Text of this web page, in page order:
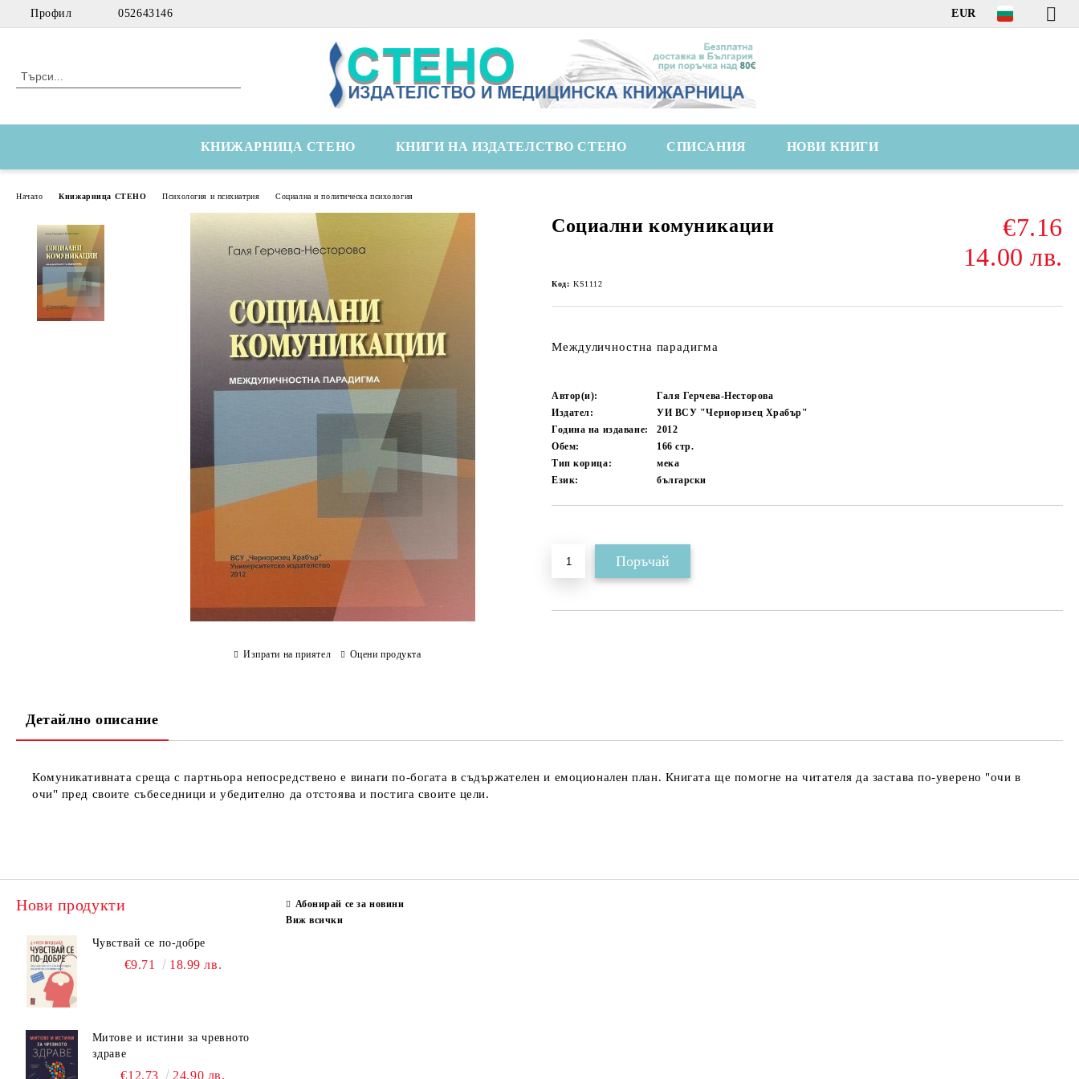
Профил 052643146 EUR
КНИЖАРНИЦА СТЕНО КНИГИ НА ИЗДАТЕЛСТВО СТЕНО СПИСАНИЯ НОВИ КНИГИ
Начало Книжарница СТЕНО Психология и психиатрия Социална и политическа психология
Социални комуникации
€7.16
14.00 лв.
Код: KS1112
Междуличностна парадигма
Автор(и):
Галя Герчева-Несторова
Издател:
УИ ВСУ "Черноризец Храбър"
Година на издаване:
2012
Обем:
166стр.
Тип корица:
мека
Език:
български
Изпрати на приятел Оцени продукта
Детайлно описание
Комуникативната среща с партньора непосредствено е винаги по-богата в съдържателен и емоционален план. Книгата ще помогне на читателя да застава по-уверено "очи в
очи" пред своите събеседници и убедително да отстоява и постига своите цели.
Нови продукти
Чувствай се по-добре
€9.71 18.99 лв.
Митове и истини за чревното
здраве
€12.73 24.90 лв.
Абонирай се за новини
Виж всички